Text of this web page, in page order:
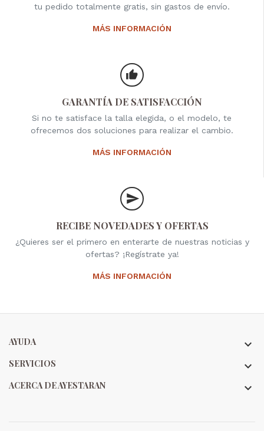
tu pedido totalmente gratis, sin gastos de envío.
MÁS INFORMACIÓN
GARANTÍA DE SATISFACCIÓN
Si no te satisface la talla elegida, o el modelo, te
ofrecemos dos soluciones para realizar el cambio.
MÁS INFORMACIÓN
RECIBE NOVEDADES Y OFERTAS
¿Quieres ser el primero en enterarte de nuestras noticias y
ofertas? ¡Regístrate ya!
MÁS INFORMACIÓN
AYUDA 
SERVICIOS 
ACERCA DE AYESTARAN 